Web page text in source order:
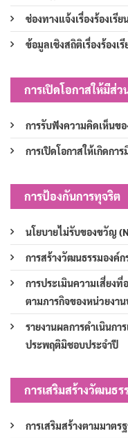
ช่องทางแจ้งเรื่องร้องเ
ข้อมูลเชิงสถิติเรื่องร้อง
การเปิดโอกาสให้มีส่ว
การรับฟังความคิดเห็นข
การเปิดโอกาสให้เกิดกา
การป้องกันการทุจริต
นโยบายไม่รับของขวัญ
การสร้างวัฒนธรรมองค์ก
การประเมินความเสี่ยงที่
ตามภารกิจของหน่วยงา
รายงานผลการดำเนินกา
ประพฤติมิชอบประจำปี
การเสริมสร้างวัฒนธร
การเสริมสร้างตามมาตร